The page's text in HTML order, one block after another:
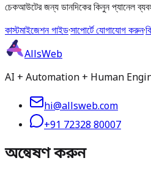
চেকআউটের জন্য ডানদিকের কিনুন প্যানেল
কাস্টমাইজেশন গাইড·সাপোর্টে যোগাযোগ করুন·
AllsWeb
AI + Automation + Human Engineers —
hi@allsweb.com
+91 72328 80007
অন্বেষণ করুন